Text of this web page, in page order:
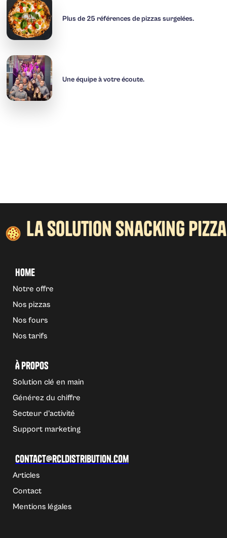
Plus de 25 références de pizzas surgelées.
Une équipe à votre écoute.
la solution snacking pizza
Home
Notre offre
Nos pizzas
Nos fours
Nos tarifs
À propos
Solution clé en main
Générez du chiffre
Secteur d'activité
Support marketing
Articles
Contact
Mentions légales
Contact@rcldistribution.com